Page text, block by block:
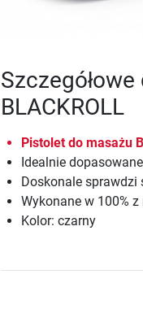
BLACKROLL
Pistolet do masażu
Idealnie
Doskonale
Wykonane w 100%
Kolor: czarny